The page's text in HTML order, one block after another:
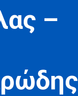
–